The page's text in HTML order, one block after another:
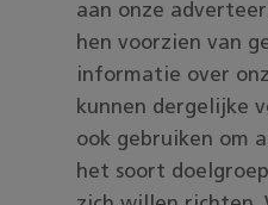
aan onze
hen voorzien van
informatie over
kunnen dergelijke
ook gebruiken om
het soort